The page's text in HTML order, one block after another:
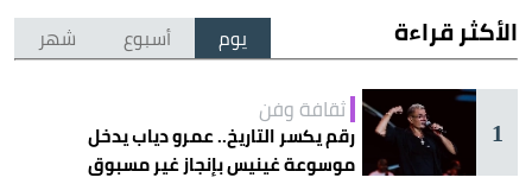
الأكثر قراءة يوم أسبوع شهر
1
ثقافة وفن
رقم يكسر التاريخ.. عمرو دياب يدخل
موسوعة غينيس بإنجاز غير مسبوق